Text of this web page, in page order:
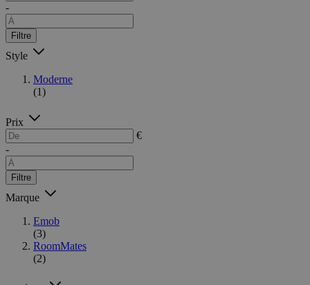
-
Filtre
Style
Moderne
(1)
Prix
€
-
Filtre
Marque
Emob
(3)
RoomMates
(2)